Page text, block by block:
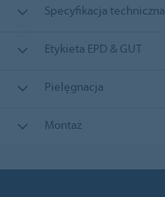
Specyfikacja techniczna
Etykieta EPD & GUT
Pielęgnacja
Montaż